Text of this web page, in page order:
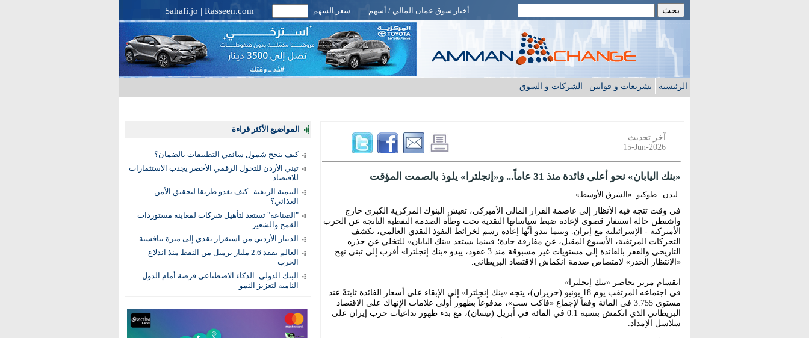
أخبار سوق عمان المالي / أسهم سعر السهم Sahafi.jo | Rasseen.com
الرئيسية تشريعات و قوانين الشركات و السوق
المواضيع الأكثر قراءة
كيف ينجح شمول سائقي التطبيقات بالضمان؟
تبني الأردن للتحول الرقمي الأخضر يجذب الاستثمارات
للاقتصاد
التنمية الريفية.. كيف تغدو طريقا لتحقيق الأمن
الغذائي؟
"الصناعة" تستعد لتأهيل شركات لمعاينة مستوردات
القمح والشعير
الدينار الأردني من استقرار نقدي إلى ميزة تنافسية
العالم يفقد 2.6 مليار برميل من النفط منذ اندلاع
الحرب
البنك الدولي: الذكاء الاصطناعي فرصة أمام الدول
النامية لتعزيز النمو
آخر تحديث
15-Jun-2026
«بنك اليابان» نحو أعلى فائدة منذ 31 عاماً... و«إنجلترا» يلوذ بالصمت المؤقت
لندن - طوكيو: «الشرق الأوسط»
في وقت تتجه فيه الأنظار إلى عاصمة القرار المالي الأميركي، تعيش البنوك المركزية الكبرى خارج
واشنطن حالة استنفار قصوى لإعادة ضبط سياساتها النقدية تحت وطأة الصدمة النفطية الناتجة عن الحرب
الأميركية - الإسرائيلية مع إيران. وبينما تبدو أنَّها إعادة رسم لخرائط النفوذ النقدي العالمي، تكشف
التحركات المرتقبة، الأسبوع المقبل، عن مفارقة حادة؛ فبينما يستعد «بنك اليابان» للتخلي عن حذره
التاريخي والقفز بالفائدة إلى مستويات غير مسبوقة منذ 3 عقود، يبدو «بنك إنجلترا» أقرب إلى تبني نهج
«الانتظار الحذر» لامتصاص صدمة انكماش الاقتصاد البريطاني.
انقسام مرير يحاصر «بنك إنجلترا»
في اجتماعه المرتقب يوم 18 يونيو (حزيران)، يتجه «بنك إنجلترا» إلى الإبقاء على أسعار الفائدة ثابتةً عند
مستوى 3.755 في المائة وفقاً لإجماع «فاكت ست»، مدفوعاً بظهور أولى علامات الإنهاك على الاقتصاد
البريطاني الذي انكمش بنسبة 0.1 في المائة في أبريل (نيسان)، مع بدء ظهور تداعيات حرب إيران على
سلاسل الإمداد.